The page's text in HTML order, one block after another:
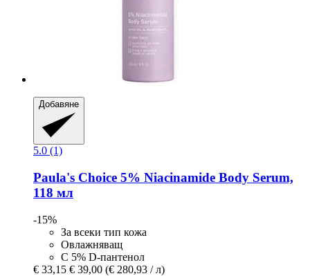
Добавяне
5.0 (1)
Paula's Choice 5% Niacinamide Body Serum,
118 мл
-15%
За всеки тип кожа
Овлажняващ
С 5% D-пантенол
€ 33,15 € 39,00 (€ 280,93 / л)